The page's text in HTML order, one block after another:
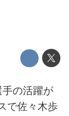
の活躍が
で佐々木歩